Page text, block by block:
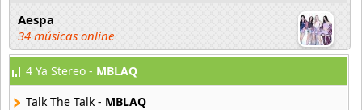
Aespa
34 músicas online
Afther School
34 músicas online
4 Ya Stereo - MBLAQ
Talk The Talk - MBLAQ